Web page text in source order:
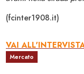
(fcinter1908.it)
VAI
Mercato